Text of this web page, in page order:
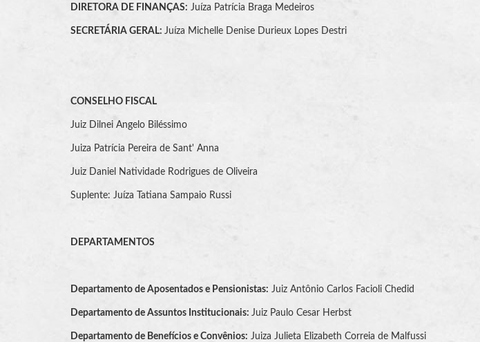
DIRETORA DE FINANÇAS: Juíza Patrícia Braga Medeiros
SECRETÁRIA GERAL: Juíza Michelle Denise Durieux Lopes Destri
CONSELHO FISCAL
Juiz Dilnei Angelo Biléssimo
Juiza Patrícia Pereira de Sant' Anna
Juiz Daniel Natividade Rodrigues de Oliveira
Suplente: Juíza Tatiana Sampaio Russi
DEPARTAMENTOS
Departamento de Aposentados e Pensionistas: Juiz Antônio Carlos Facioli Chedid
Departamento de Assuntos Institucionais: Juiz Paulo Cesar Herbst
Departamento de Benefícios e Convênios: Juiza Julieta Elizabeth Correia de Malfussi